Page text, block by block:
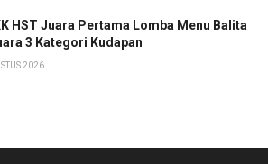
HST Juara Pertama Lomba Menu Balita
3 Kategori Kudapan
2026